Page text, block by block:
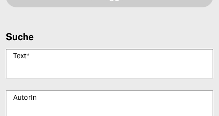
Suche
Text*
AutorIn